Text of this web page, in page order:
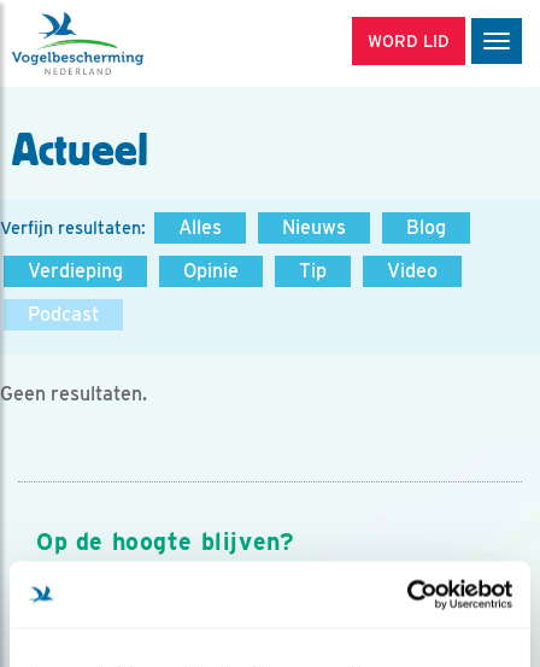
WORD LID
Actueel
Verfijn resultaten: Alles Nieuws
Blog
Verdieping
Opinie Tip
Video
Podcast
Geen resultaten.
Op de hoogte blijven?
Meld je aan en ontvang nieuws, inspiratie, acties en tips
over vogels en activiteiten van Vogelbescherming.